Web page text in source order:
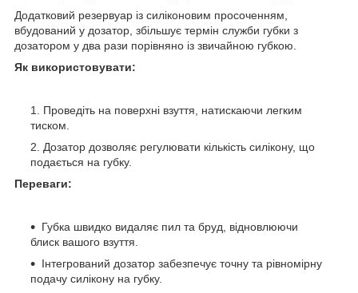
Додатковий резервуар із силіконовим просоченням,
вбудований у дозатор, збільшує термін служби губки з
дозатором у два рази порівняно із звичайною губкою.
Як використовувати:
Проведіть на поверхні взуття, натискаючи легким
тиском.
Дозатор дозволяє регулювати кількість силікону, що
подається на губку.
Переваги:
Губка швидко видаляє пил та бруд, відновлюючи
блиск вашого взуття.
Інтегрований дозатор забезпечує точну та рівномірну
подачу силікону на губку.